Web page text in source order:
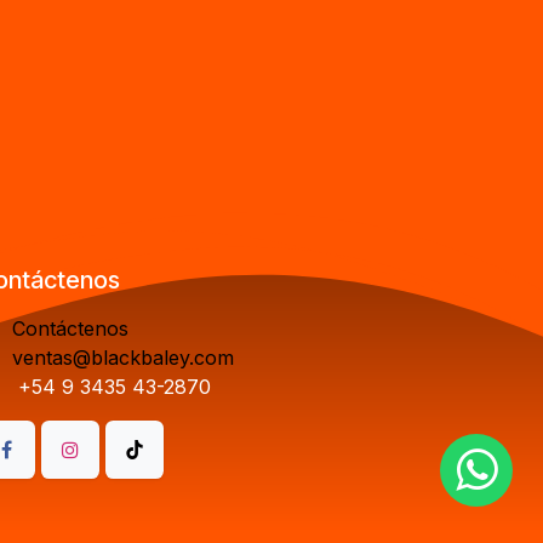
Contáctenos
ventas@blackbaley.com
+54 9 3435 43-2870